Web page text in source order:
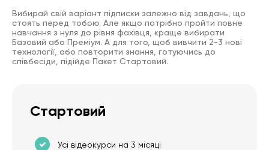
Вибирай свій варіант підписки залежно від завдань, що
стоять перед тобою. Але якщо потрібно пройти повне
навчання з нуля до рівня фахівця, краще вибирати
Базовий або Преміум. А для того, щоб вивчити 2-3 нові
технології, або повторити знання, готуючись до
співбесіди, підійде Пакет Стартовий.
Стартовий
Усі відеокурси на 3 місяці